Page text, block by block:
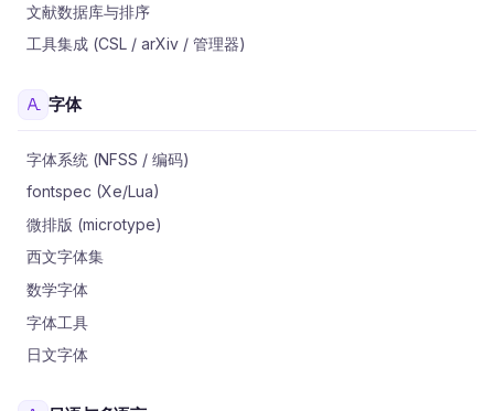
文献数据库与排序
工具集成 (CSL / arXiv / 管理器)
字体
字体系统 (NFSS / 编码)
fontspec (Xe/Lua)
微排版 (microtype)
西文字体集
数学字体
字体工具
日文字体